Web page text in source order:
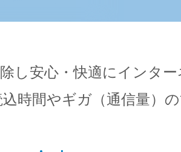
し安心・快適にインタ
時間やギガ（通信量）の